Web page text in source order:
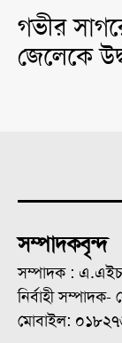
গভীর
জেলেকে
সম্পাদকবৃন্দ
সম্পাদক :
নির্বাহী
মোবাইল: